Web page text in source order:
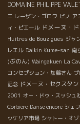
DOMAINE PHILIPPE
エ レーザン・ゴロワ ピノ ア
ィ・ピエール ドメーヌ・
Huitres de Bouzigues ジャ
レエル Daikin Kume-san 南
(ぶのん) Waingakuen La
コンセプション・加藤さん
記念 ドメーヌ・セクスタン
2001 オー・ドゥ・スッシュ
Corbiere Danse encore シェ
ッケリア市場 シャトー・オ